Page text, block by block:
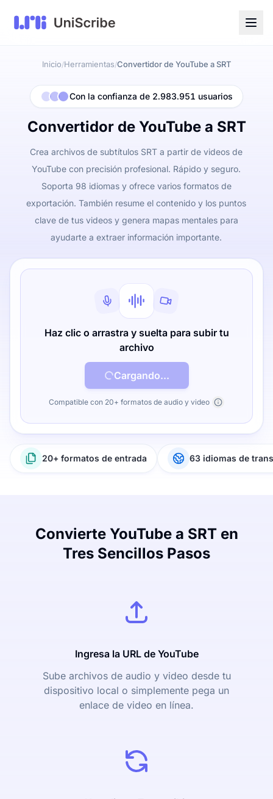
Inicio/Herramientas/Convertidor de YouTube a SRT
Con la confianza de 2.983.951 usuarios
Convertidor de YouTube a SRT
Crea archivos de subtítulos SRT a partir de videos de
YouTube con precisión profesional. Rápido y seguro.
Soporta 98 idiomas y ofrece varios formatos de
exportación. También resume el contenido y los puntos
clave de tus videos y genera mapas mentales para
ayudarte a extraer información importante.
Haz clic o arrastra y suelta para subir tu
archivo
Cargando...
Compatible con 20+ formatos de audio y video
20+ formatos de entrada 63 idiomas de
Convierte YouTube a SRT en
Tres Sencillos Pasos
Ingresa la URL de YouTube
Sube archivos de audio y video desde tu
dispositivo local o simplemente pega un
enlace de video en línea.